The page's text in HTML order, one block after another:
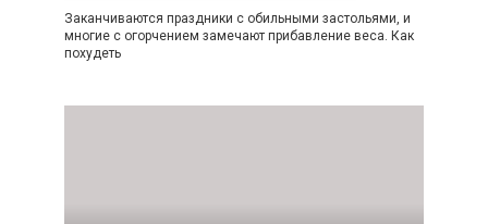
Заканчиваются праздники с обильными застольями, и
многие с огорчением замечают прибавление веса. Как
похудеть